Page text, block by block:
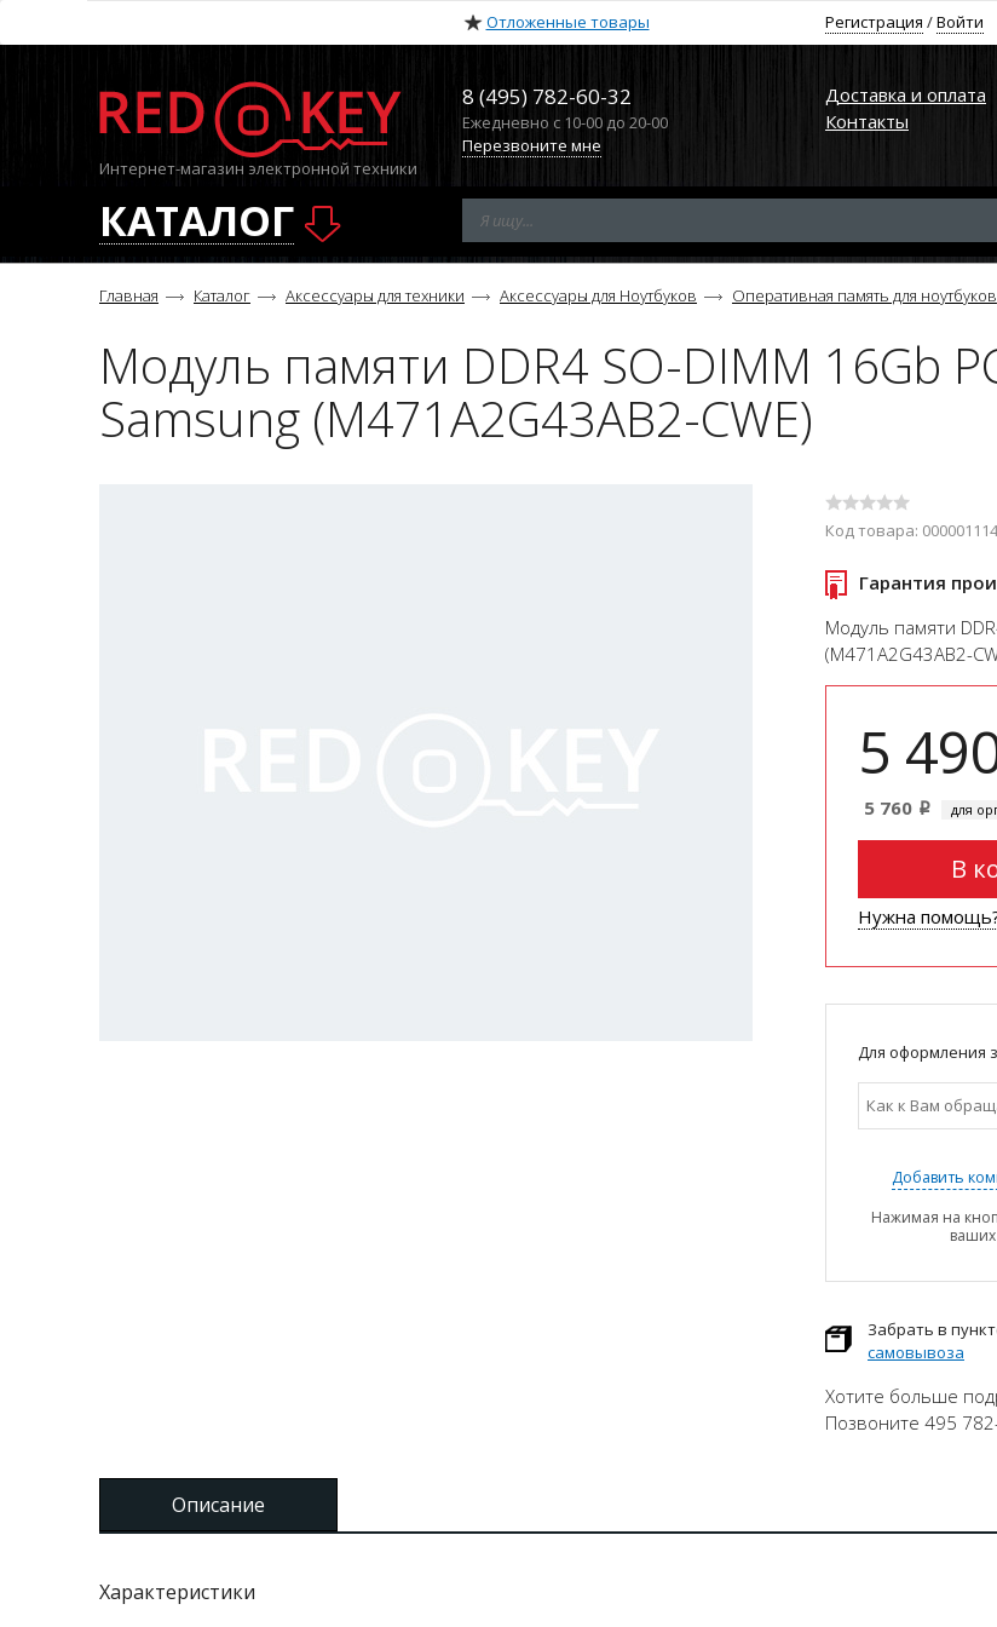
Отложенные товары Регистрация /Войти
Интернет-магазин электронной техники
8 (495) 782-60-32
Ежедневно с 10-00 до 20-00
Перезвоните мне
Доставка и оплата
Контакты
КАТАЛОГ
Главная Каталог Аксессуары для техники Аксессуары для Ноутбуков Оперативная память для ноутбуков
Модуль памяти DDR4 SO-DIMM 16Gb
Samsung (M471A2G43AB2-CWE)
Код товара:
Гарантия
Модуль памяти
(M471A2G43AB2-
5
5 760 i для
В
Нужна
Для оформления
Добавить
Нажимая на
Забрать в
самовывоза
Хотите больше
Позвоните 495
Описание
Характеристики